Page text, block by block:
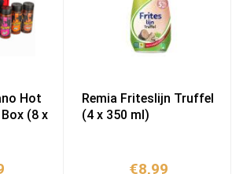
Hot
(8 x
Remia Friteslijn Truffel
(4 x 350 ml)
€8,99